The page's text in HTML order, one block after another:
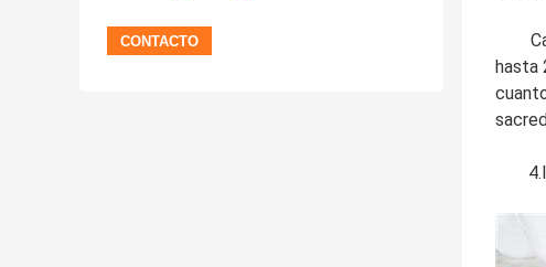
hasta